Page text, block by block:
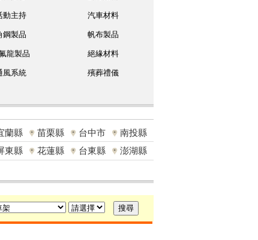
動主持 汽車材料
鋼製品 帆布製品
龍製品 絕緣材料
風系統 殯葬禮儀
蘭縣 苗栗縣 台中市
南投縣
東縣 花蓮縣 台東縣
澎湖縣